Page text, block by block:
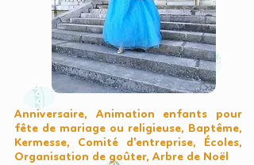
Anniversaire, Animation enfants pour
fête de mariage ou religieuse, Baptême,
Kermesse, Comité d'entreprise, Écoles,
Organisation de goûter, Arbre de Noël